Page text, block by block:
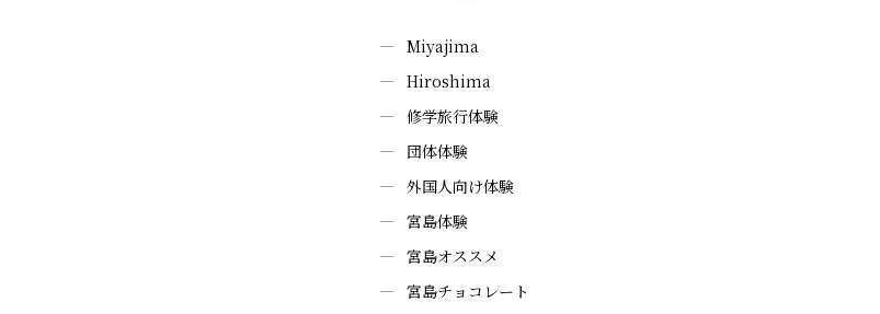
Miyajima
Hiroshima
修学旅行体験
団体体験
外国人向け体験
宮島体験
宮島オススメ
宮島チョコレート